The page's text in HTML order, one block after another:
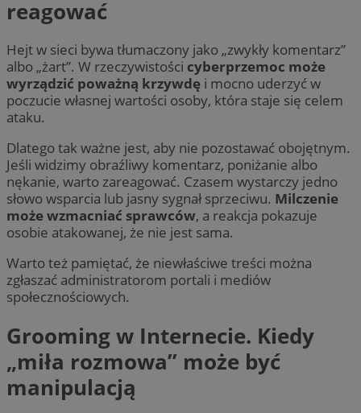
reagować
Hejt w sieci bywa tłumaczony jako „zwykły komentarz”
albo „żart”. W rzeczywistości cyberprzemoc może
wyrządzić poważną krzywdę i mocno uderzyć w
poczucie własnej wartości osoby, która staje się celem
ataku.
Dlatego tak ważne jest, aby nie pozostawać obojętnym.
Jeśli widzimy obraźliwy komentarz, poniżanie albo
nękanie, warto zareagować. Czasem wystarczy jedno
słowo wsparcia lub jasny sygnał sprzeciwu. Milczenie
może wzmacniać sprawców, a reakcja pokazuje
osobie atakowanej, że nie jest sama.
Warto też pamiętać, że niewłaściwe treści można
zgłaszać administratorom portali i mediów
społecznościowych.
Grooming w Internecie. Kiedy
„miła rozmowa” może być
manipulacją